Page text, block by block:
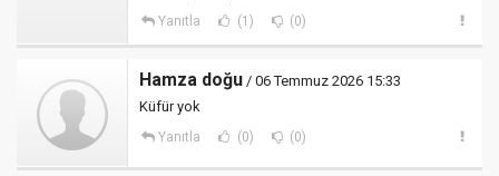
Yanıtla (1) (0)
Hamza doğu / 06 Temmuz 2026 15:33
Küfür yok
Yanıtla (0) (0)